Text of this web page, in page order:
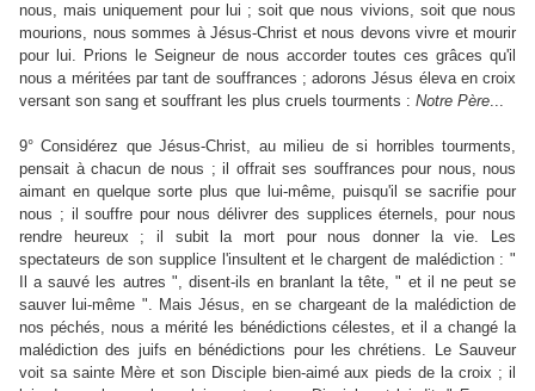
nous, mais uniquement pour lui ; soit que nous vivions, soit que nous
mourions, nous sommes à Jésus-Christ et nous devons vivre et mourir
pour lui. Prions le Seigneur de nous accorder toutes ces grâces qu'il
nous a méritées par tant de souffrances ; adorons Jésus éleva en croix
versant son sang et souffrant les plus cruels tourments : Notre Père...
9° Considérez que Jésus-Christ, au milieu de si horribles tourments,
pensait à chacun de nous ; il offrait ses souffrances pour nous, nous
aimant en quelque sorte plus que lui-même, puisqu'il se sacrifie pour
nous ; il souffre pour nous délivrer des supplices éternels, pour nous
rendre heureux ; il subit la mort pour nous donner la vie. Les
spectateurs de son supplice l'insultent et le chargent de malédiction : "
Il a sauvé les autres ", disent-ils en branlant la tête, " et il ne peut se
sauver lui-même ". Mais Jésus, en se chargeant de la malédiction de
nos péchés, nous a mérité les bénédictions célestes, et il a changé la
malédiction des juifs en bénédictions pour les chrétiens. Le Sauveur
voit sa sainte Mère et son Disciple bien-aimé aux pieds de la croix ; il